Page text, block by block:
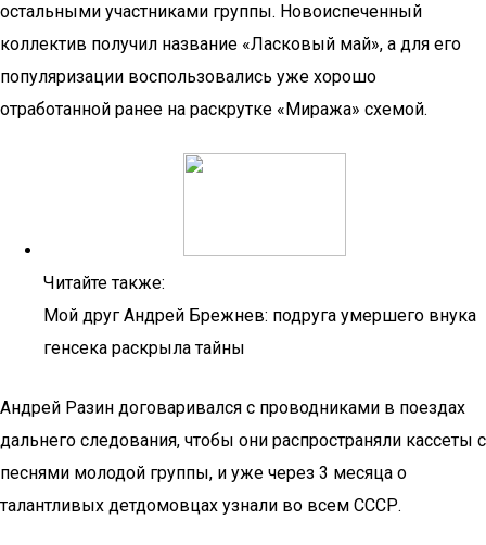
остальными участниками группы. Новоиспеченный
коллектив получил название «Ласковый май», а для его
популяризации воспользовались уже хорошо
отработанной ранее на раскрутке «Миража» схемой.
Читайте также:
Мой друг Андрей Брежнев: подруга умершего внука
генсека раскрыла тайны
Андрей Разин договаривался с проводниками в поездах
дальнего следования, чтобы они распространяли кассеты с
песнями молодой группы, и уже через 3 месяца о
талантливых детдомовцах узнали во всем СССР.